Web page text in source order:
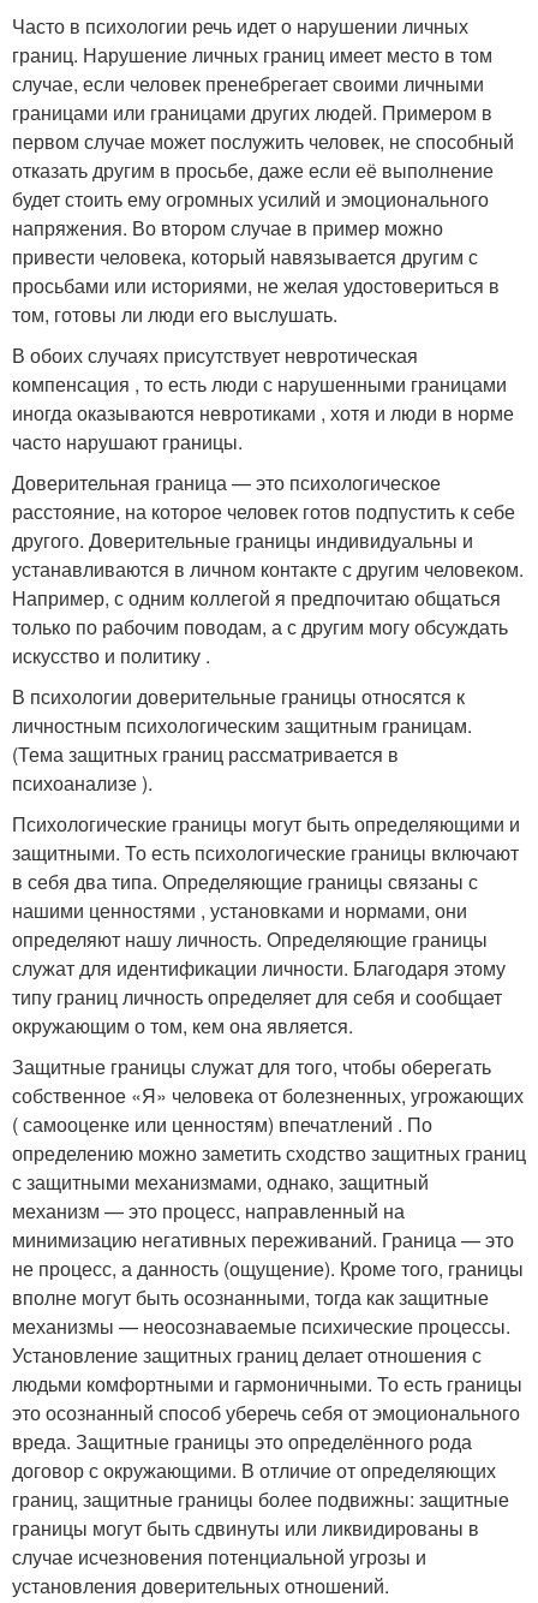
Часто в психологии речь идет о нарушении личных
границ. Нарушение личных границ имеет место в том
случае, если человек пренебрегает своими личными
границами или границами других людей. Примером в
первом случае может послужить человек, не способный
отказать другим в просьбе, даже если её выполнение
будет стоить ему огромных усилий и эмоционального
напряжения. Во втором случае в пример можно
привести человека, который навязывается другим с
просьбами или историями, не желая удостовериться в
том, готовы ли люди его выслушать.
В обоих случаях присутствует невротическая
компенсация , то есть люди с нарушенными границами
иногда оказываются невротиками , хотя и люди в норме
часто нарушают границы.
Доверительная граница — это психологическое
расстояние, на которое человек готов подпустить к себе
другого. Доверительные границы индивидуальны и
устанавливаются в личном контакте с другим человеком.
Например, с одним коллегой я предпочитаю общаться
только по рабочим поводам, а с другим могу обсуждать
искусство и политику .
В психологии доверительные границы относятся к
личностным психологическим защитным границам.
(Тема защитных границ рассматривается в
психоанализе ).
Психологические границы могут быть определяющими и
защитными. То есть психологические границы включают
в себя два типа. Определяющие границы связаны с
нашими ценностями , установками и нормами, они
определяют нашу личность. Определяющие границы
служат для идентификации личности. Благодаря этому
типу границ личность определяет для себя и сообщает
окружающим о том, кем она является.
Защитные границы служат для того, чтобы оберегать
собственное «Я» человека от болезненных, угрожающих
( самооценке или ценностям) впечатлений . По
определению можно заметить сходство защитных границ
с защитными механизмами, однако, защитный
механизм — это процесс, направленный на
минимизацию негативных переживаний. Граница — это
не процесс, а данность (ощущение). Кроме того, границы
вполне могут быть осознанными, тогда как защитные
механизмы — неосознаваемые психические процессы.
Установление защитных границ делает отношения с
людьми комфортными и гармоничными. То есть границы
это осознанный способ уберечь себя от эмоционального
вреда. Защитные границы это определённого рода
договор с окружающими. В отличие от определяющих
границ, защитные границы более подвижны: защитные
границы могут быть сдвинуты или ликвидированы в
случае исчезновения потенциальной угрозы и
установления доверительных отношений.